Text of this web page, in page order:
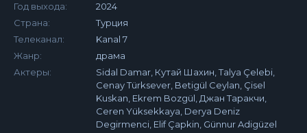
Год выхода:
2024
Страна:
Турция
Телеканал:
Kanal 7
Жанр:
драма
Актеры:
Sidal Damar, Кутай Шахин, Talya Çelebi,
Cenay Türksever, Betigül Ceylan, Çisel
Kuskan, Ekrem Bozgül, Джан Таракчи,
Ceren Yüksekkaya, Derya Deniz
Degirmenci, Elif Çapkin, Günnur Adigüzel